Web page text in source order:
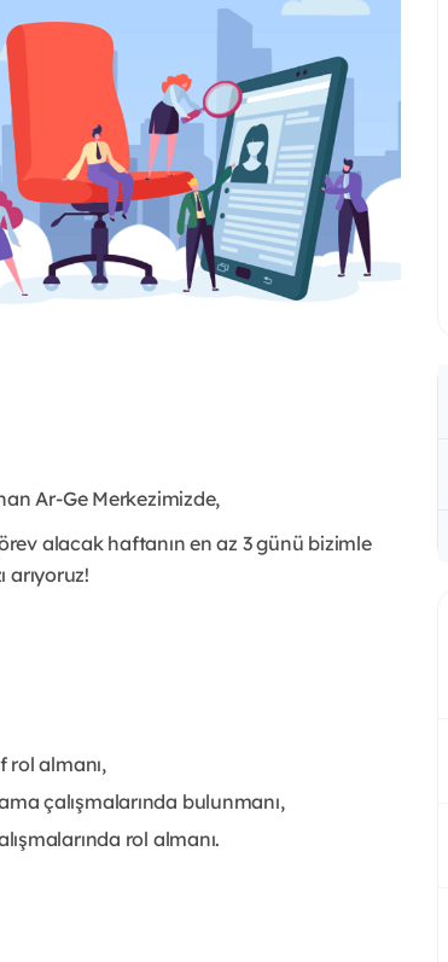
Ar-Ge Merkezimizde,
alacak haftanın en az 3 günü bizimle
arıyoruz!
rol almanı,
çalışmalarında bulunmanı,
rol almanı.